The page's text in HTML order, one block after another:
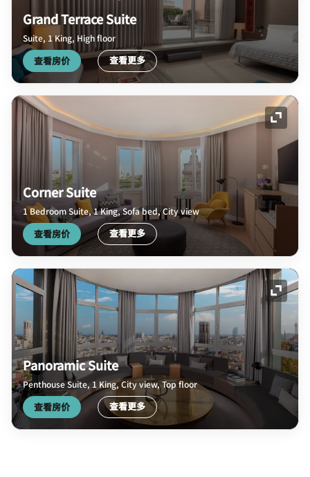
Grand Terrace Suite
Suite, 1 King, High floor
查看房价 查看更多
展开
Corner Suite
1 Bedroom Suite, 1 King, Sofa bed, City view
查看房价 查看更多
展开
Panoramic Suite
Penthouse Suite, 1 King, City view, Top floor
查看房价 查看更多